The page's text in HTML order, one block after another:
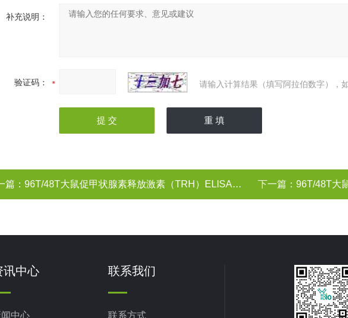
补充说明：
验证码： 请输入计算结果（填写阿拉伯数字），
篇： 96T/48T大鼠促甲状腺素释放激素（TRH）ELISA试剂盒 下一篇： 96T/48T大鼠
讯中心
中心
联系我们
联系方式